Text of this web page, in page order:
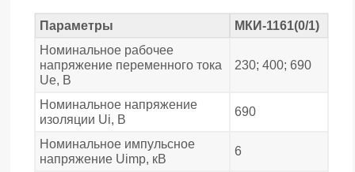
Параметры
МКИ-1161(0/1)
Номинальное рабочее
напряжение переменного тока
Uе, В
230; 400; 690
Номинальное напряжение
изоляции Ui, В
690
Номинальное импульсное
напряжение Uimp, кВ
6